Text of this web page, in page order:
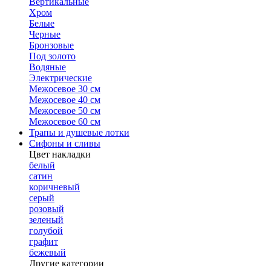
Хром
Белые
Черные
Бронзовые
Под золото
Водяные
Электрические
Межосевое 30 см
Межосевое 40 см
Межосевое 50 см
Межосевое 60 см
Трапы и душевые лотки
Сифоны и сливы
Цвет накладки
белый
сатин
коричневый
серый
розовый
зеленый
голубой
графит
бежевый
Другие категории